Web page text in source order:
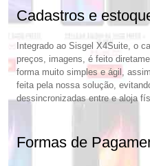
Cadastros e
Integrado ao Sisgel X4Suite, o
preços, imagens, é feito
forma muito simples e ágil,
feita pela nossa solução,
dessincronizadas entre e aloja
Formas de